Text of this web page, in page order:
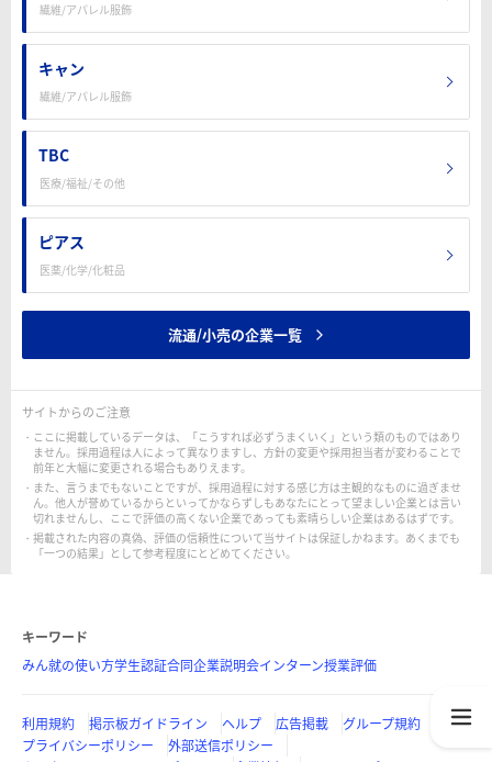
繊維/アパレル服飾
キャン
繊維/アパレル服飾
TBC
医療/福祉/その他
ピアス
医薬/化学/化粧品
流通/小売の企業一覧
サイトからのご注意
ここに掲載しているデータは、「こうすれば必ずうまくいく」という類のものではあり
ません。採用過程は人によって異なりますし、方針の変更や採用担当者が変わることで
前年と大幅に変更される場合もありえます。
また、言うまでもないことですが、採用過程に対する感じ方は主観的なものに過ぎませ
ん。他人が誉めているからといってかならずしもあなたにとって望ましい企業とは言い
切れませんし、ここで評価の高くない企業であっても素晴らしい企業はあるはずです。
掲載された内容の真偽、評価の信頼性について当サイトは保証しかねます。あくまでも
「一つの結果」として参考程度にとどめてください。
キーワード
みん就の使い方学生認証合同企業説明会インターン授業評価
利用規約 掲示板ガイドライン ヘルプ 広告掲載
グループ規約
プライバシーポリシー
外部送信ポリシー